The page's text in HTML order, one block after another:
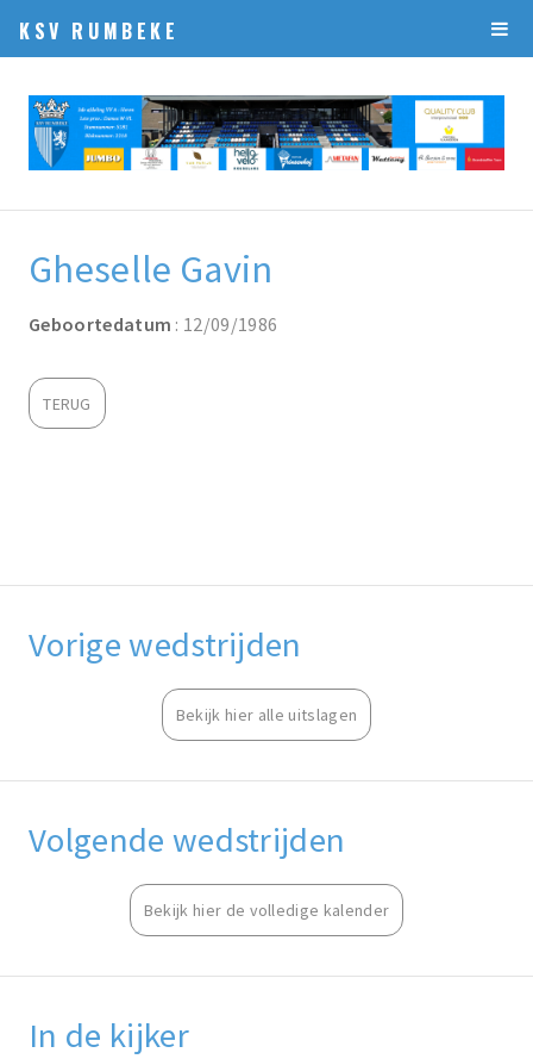
KSV RUMBEKE
Gheselle Gavin
Geboortedatum : 12/09/1986
TERUG
Vorige wedstrijden
Bekijk hier alle uitslagen
Volgende wedstrijden
Bekijk hier de volledige kalender
In de kijker